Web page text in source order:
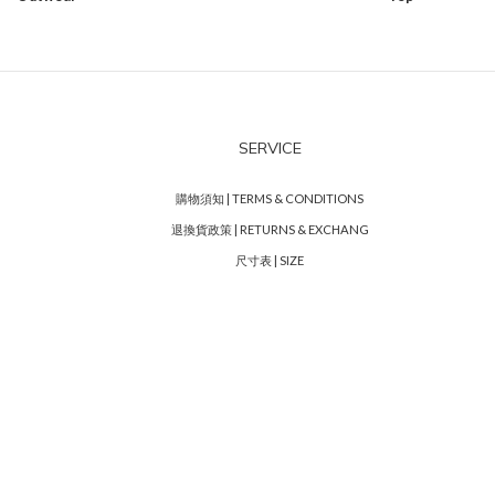
SERVICE
購物須知 | TERMS & CONDITIONS
退換貨政策 | RETURNS & EXCHANG
尺寸表 | SIZE